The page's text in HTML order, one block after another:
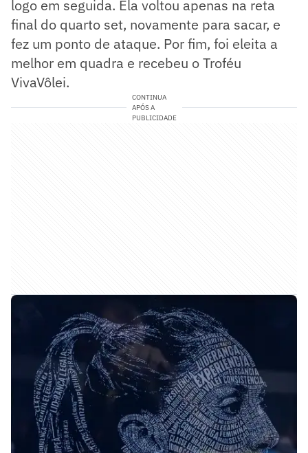
logo em seguida. Ela voltou apenas na reta
final do quarto set, novamente para sacar, e
fez um ponto de ataque. Por fim, foi eleita a
melhor em quadra e recebeu o Troféu
VivaVôlei.
CONTINUA
APÓS A
PUBLICIDADE